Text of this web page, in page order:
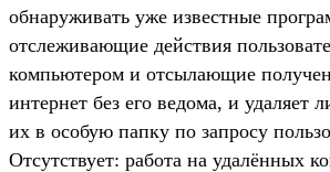
обнаруживать уже известные
отслеживающие действия
компьютером и отсылающие
интернет без его ведома, и удаляет
их в особую папку по запросу
Отсутствует: работа на удалённых